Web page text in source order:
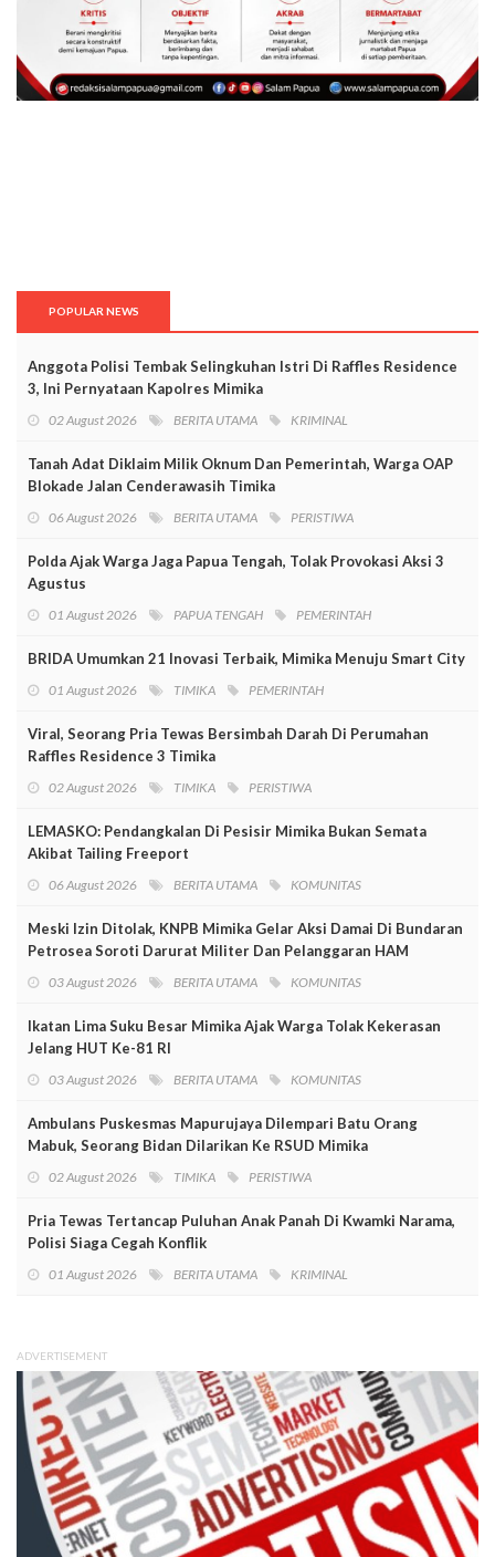
POPULAR NEWS
Anggota Polisi Tembak Selingkuhan Istri Di Raffles Residence
3, Ini Pernyataan Kapolres Mimika
02 August 2026 BERITA UTAMA KRIMINAL
Tanah Adat Diklaim Milik Oknum Dan Pemerintah, Warga OAP
Blokade Jalan Cenderawasih Timika
06 August 2026 BERITA UTAMA PERISTIWA
Polda Ajak Warga Jaga Papua Tengah, Tolak Provokasi Aksi 3
Agustus
01 August 2026 PAPUA TENGAH PEMERINTAH
BRIDA Umumkan 21 Inovasi Terbaik, Mimika Menuju Smart City
01 August 2026 TIMIKA PEMERINTAH
Viral, Seorang Pria Tewas Bersimbah Darah Di Perumahan
Raffles Residence 3 Timika
02 August 2026 TIMIKA PERISTIWA
LEMASKO: Pendangkalan Di Pesisir Mimika Bukan Semata
Akibat Tailing Freeport
06 August 2026 BERITA UTAMA KOMUNITAS
Meski Izin Ditolak, KNPB Mimika Gelar Aksi Damai Di Bundaran
Petrosea Soroti Darurat Militer Dan Pelanggaran HAM
03 August 2026 BERITA UTAMA KOMUNITAS
Ikatan Lima Suku Besar Mimika Ajak Warga Tolak Kekerasan
Jelang HUT Ke-81 RI
03 August 2026 BERITA UTAMA KOMUNITAS
Ambulans Puskesmas Mapurujaya Dilempari Batu Orang
Mabuk, Seorang Bidan Dilarikan Ke RSUD Mimika
02 August 2026 TIMIKA PERISTIWA
Pria Tewas Tertancap Puluhan Anak Panah Di Kwamki Narama,
Polisi Siaga Cegah Konflik
01 August 2026 BERITA UTAMA KRIMINAL
ADVERTISEMENT